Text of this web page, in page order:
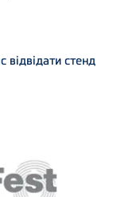
стенд